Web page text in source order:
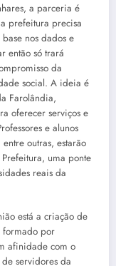
a parceria é
prefeitura precisa
nos dados e
então só trará
da
social. A ideia é
Farolândia,
oferecer serviços e
e alunos
outras, estarão
uma ponte
reais da
está a criação de
formado por
afinidade com o
servidores da